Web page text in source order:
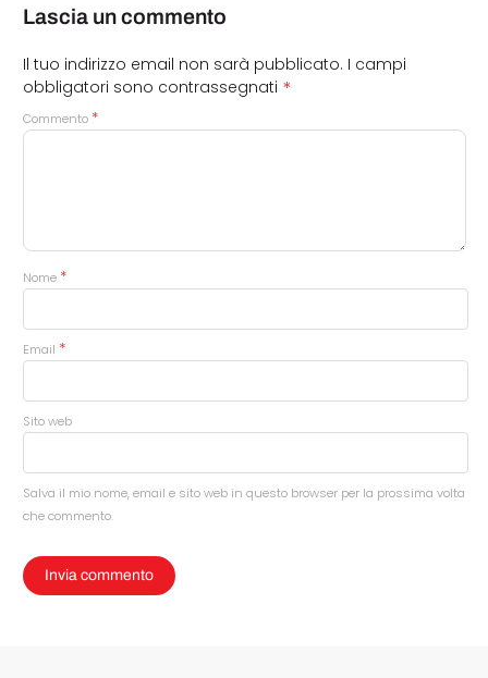
Lascia un commento
Il tuo indirizzo email non sarà pubblicato. I campi
obbligatori sono contrassegnati *
Commento *
Nome *
Email *
Sito web
Salva il mio nome, email e sito web in questo browser per la prossima volta
che commento.